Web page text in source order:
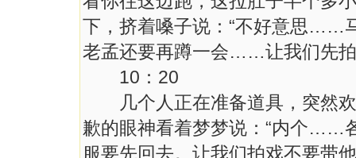
下，挤着嗓子说：“不好意思……
老孟还要再蹲一会……让我们先
10：20
几个人正在准备道具，突然欢
歉的眼神看着梦梦说：“内个……
服要先回去。让我们拍戏不要带